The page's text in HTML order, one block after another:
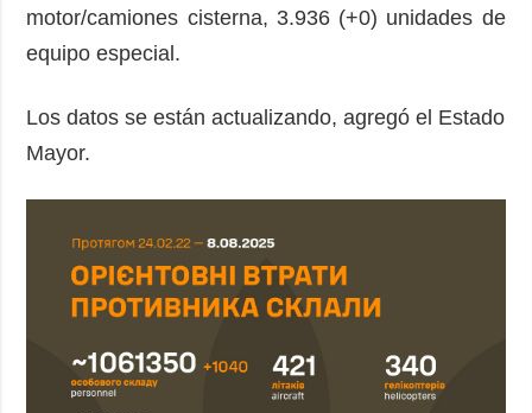
motor/camiones cisterna, 3.936 (+0) unidades de
equipo especial.
Los datos se están actualizando, agregó el Estado
Mayor.